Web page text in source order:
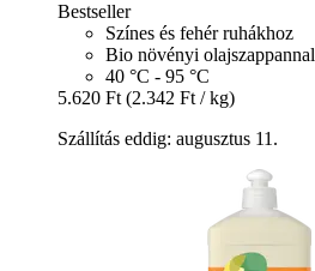
Bestseller
Színes és fehér ruhákhoz
Bio növényi olajszappannal
40 °C - 95 °C
5.620 Ft (2.342 Ft / kg)
Szállítás eddig: augusztus 11.